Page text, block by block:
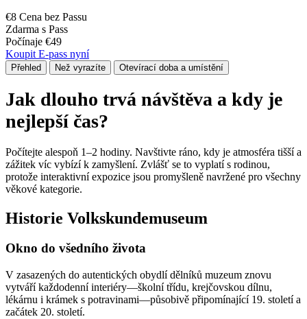
€8 Cena bez Passu
Zdarma s Pass
Počínaje €49
Koupit E-pass nyní
Přehled Než vyrazíte Otevírací doba a umístění
Jak dlouho trvá návštěva a kdy je
nejlepší čas?
Počítejte alespoň 1–2 hodiny. Navštivte ráno, kdy je atmosféra tišší a
zážitek víc vybízí k zamyšlení. Zvlášť se to vyplatí s rodinou,
protože interaktivní expozice jsou promyšleně navržené pro všechny
věkové kategorie.
Historie Volkskundemuseum
Okno do všedního života
V zasazených do autentických obydlí dělníků muzeum znovu
vytváří každodenní interiéry—školní třídu, krejčovskou dílnu,
lékárnu i krámek s potravinami—působivě připomínající 19. století a
začátek 20. století.